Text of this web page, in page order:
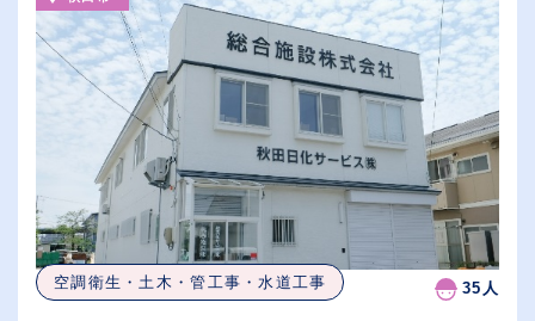
（⾼卒の給与を基準）
休日数が多い順
空調衛生・土木・管工事・水道工事 35人